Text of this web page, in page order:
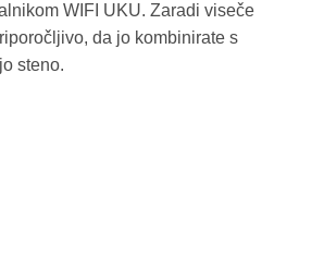
WIFI UKU. Zaradi viseče
da jo kombinirate s
steno.